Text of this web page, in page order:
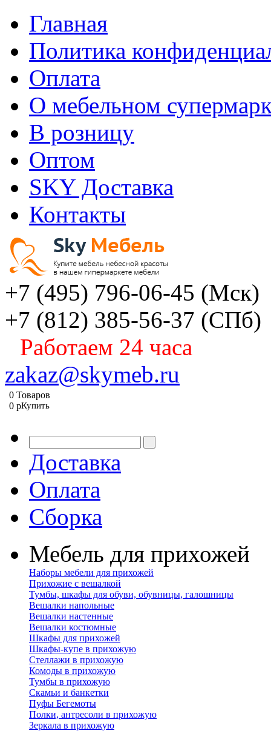
Главная
Политика
Оплата
О мебельном
В розницу
Оптом
SKY Доставка
Контакты
+7 (495) 796-06-45 (Мск)
+7 (812) 385-56-37 (СПб)
Работаем 24 часа
zakaz@skymeb.ru
0 Товаров
0 pКупить
Доставка
Оплата
Сборка
Мебель для прихожей
Наборы мебели для прихожей
Прихожие с вешалкой
Тумбы, шкафы для обуви, обувницы, галошницы
Вешалки напольные
Вешалки настенные
Вешалки костюмные
Шкафы для прихожей
Шкафы-купе в прихожую
Стеллажи в прихожую
Комоды в прихожую
Тумбы в прихожую
Скамьи и банкетки
Пуфы Бегемоты
Полки, антресоли в прихожую
Зеркала в прихожую